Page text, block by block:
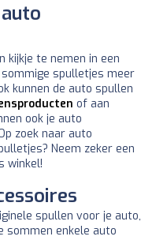
kijkje te nemen in een
spulletjes meer
kunnen de auto spullen
of aan
ook je auto
zoek naar auto
Neem zeker een
winkel!
spullen voor je auto,
sommen enkele auto